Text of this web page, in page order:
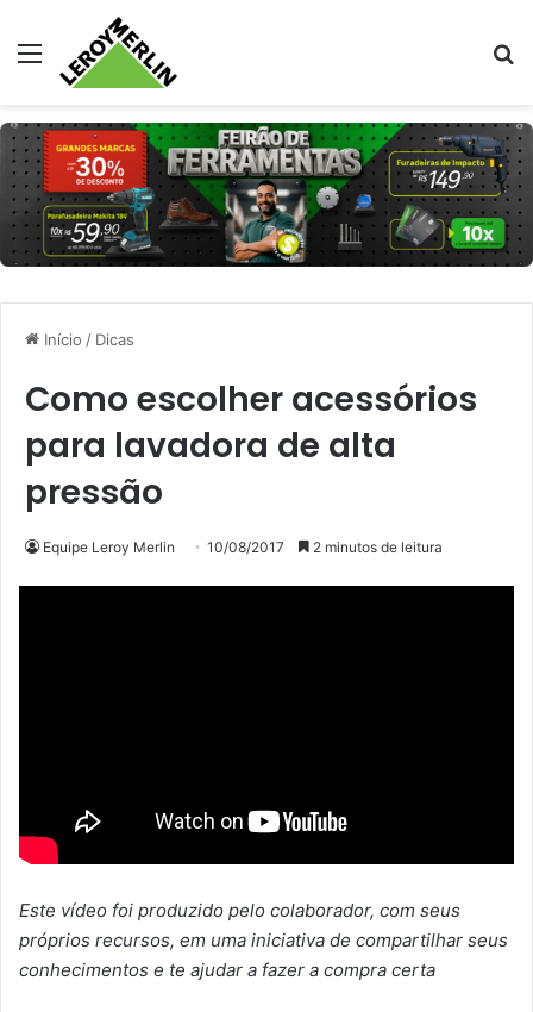
Menu
Início / Dicas
Como escolher acessórios
para lavadora de alta
pressão
Equipe Leroy Merlin 10/08/2017 2 minutos de leitura
Este vídeo foi produzido pelo colaborador, com seus
próprios recursos, em uma iniciativa de compartilhar seus
conhecimentos e te ajudar a fazer a compra certa